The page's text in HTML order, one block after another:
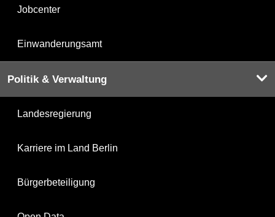
Jobcenter
Einwanderungsamt
Politik & Verwaltung
Landesregierung
Karriere im Land Berlin
Bürgerbeteiligung